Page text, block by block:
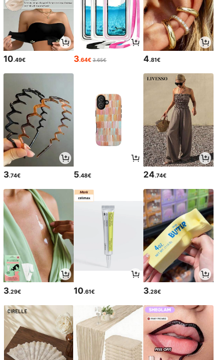
10.49€ 3.64€ 3.65€ 4.81€
3.74€ 5.48€ 24.74€
3.29€ 10.61€ 3.28€